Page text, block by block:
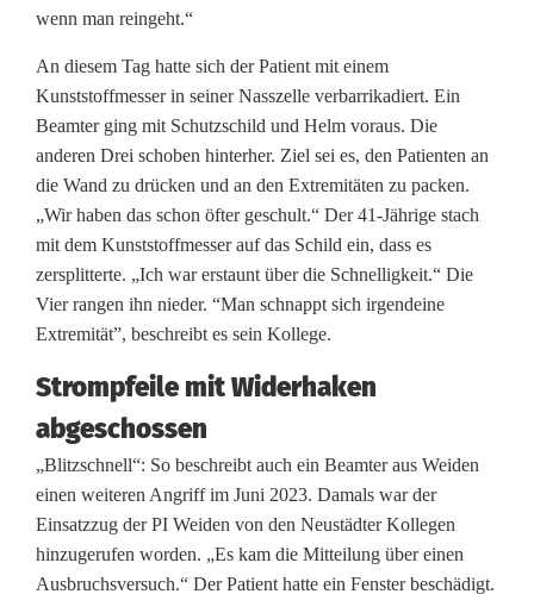
t
wenn man reingeht.“
An diesem Tag hatte sich der Patient mit einem
Kunststoffmesser in seiner Nasszelle verbarrikadiert. Ein
Beamter ging mit Schutzschild und Helm voraus. Die
anderen Drei schoben hinterher. Ziel sei es, den Patienten an
die Wand zu drücken und an den Extremitäten zu packen.
„Wir haben das schon öfter geschult.“ Der 41-Jährige stach
mit dem Kunststoffmesser auf das Schild ein, dass es
zersplitterte. „Ich war erstaunt über die Schnelligkeit.“ Die
Vier rangen ihn nieder. “Man schnappt sich irgendeine
Extremität”, beschreibt es sein Kollege.
Strompfeile mit Widerhaken
abgeschossen
„Blitzschnell“: So beschreibt auch ein Beamter aus Weiden
einen weiteren Angriff im Juni 2023. Damals war der
Einsatzzug der PI Weiden von den Neustädter Kollegen
hinzugerufen worden. „Es kam die Mitteilung über einen
Ausbruchsversuch.“ Der Patient hatte ein Fenster beschädigt.